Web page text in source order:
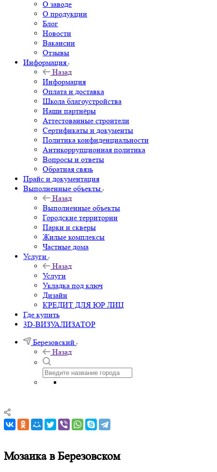
О заводе
О продукции
Блог
Новости
Вакансии
Отзывы
Информация
Назад
Информация
Оплата и доставка
Школа благоустройства
Наши партнёры
Аттестованные строители
Сертификаты и документы
Политика конфиденциальности
Антикоррупционная политика
Вопросы и ответы
Обратная связь
Прайс и документация
Выполненные объекты
Назад
Выполненные объекты
Городские территории
Парки и скверы
Жилые комплексы
Частные дома
Услуги
Назад
Услуги
Укладка под ключ
Дизайн
КРЕДИТ ДЛЯ ЮР ЛИЦ
Где купить
3D-ВИЗУАЛИЗАТОР
Березовский
Назад
Мозаика в Березовском